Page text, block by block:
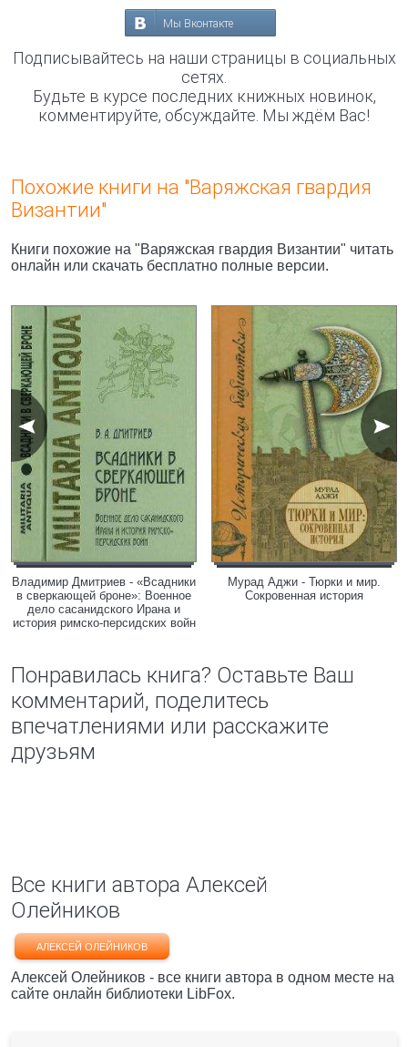
Мы Вконтакте
Подписывайтесь на наши страницы в социальных
сетях.
Будьте в курсе последних книжных новинок,
комментируйте, обсуждайте. Мы ждём Вас!
Похожие книги на "Варяжская гвардия
Византии"
Книги похожие на "Варяжская гвардия Византии" читать
онлайн или скачать бесплатно полные версии.
Владимир Дмитриев - «Всадники
в сверкающей броне»: Военное
дело сасанидского Ирана и
история римско-персидских войн
Мурад Аджи - Тюрки и мир.
Сокровенная история
Понравилась книга? Оставьте Ваш
комментарий, поделитесь
впечатлениями или расскажите
друзьям
Все книги автора Алексей
Олейников
АЛЕКСЕЙ ОЛЕЙНИКОВ
Алексей Олейников - все книги автора в одном месте на
сайте онлайн библиотеки LibFox.